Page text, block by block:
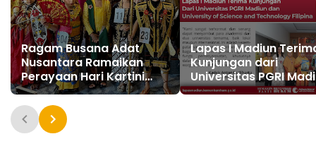
Ragam Busana Adat
Nusantara Ramaikan
Perayaan Hari Kartini
2024
Lapas I Madiun
Kunjungan dari
Universitas PGRI
dan University of